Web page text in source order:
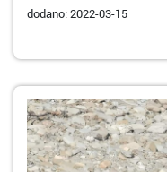
dodano: 2022-03-15